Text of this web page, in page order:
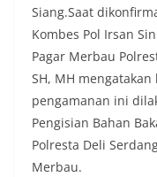
Petugas
bendera
wujud nyata
warga agar
bendera
masing
perjuangan
Siang.Saat
Kombes Pol Irsan
Pagar Merbau
SH, MH
pengamanan ini
Pengisian Bahan
Polresta Deli
Merbau.